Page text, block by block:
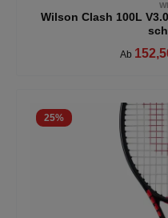
Wilson Clash 100L
Ab
25%